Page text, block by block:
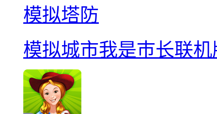
模拟塔防
模拟城市我是巿长联机